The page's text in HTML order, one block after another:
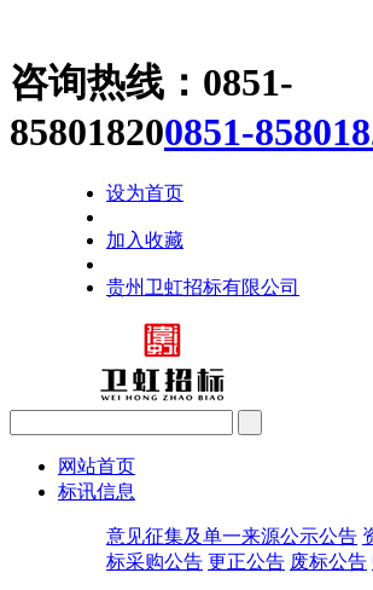
咨询热线： 0851-
858018200851-
设为首页
加入收藏
贵州卫虹招标有限公司
网站首页
标讯信息
意见征集及单一来源公示公告
标采购公告 更正公告 废标公告